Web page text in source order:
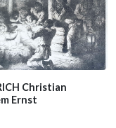
Christian
Ernst